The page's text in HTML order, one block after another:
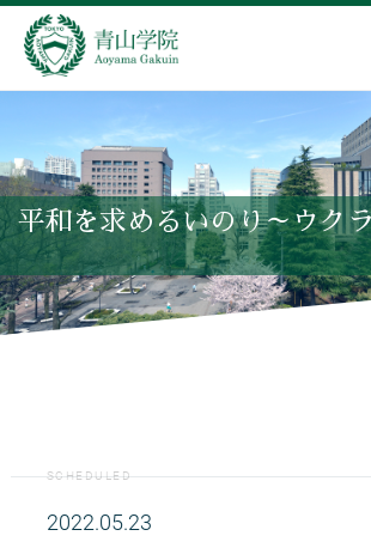
平和を求めるいのり～ウク
SCHEDULED
2022.05.23